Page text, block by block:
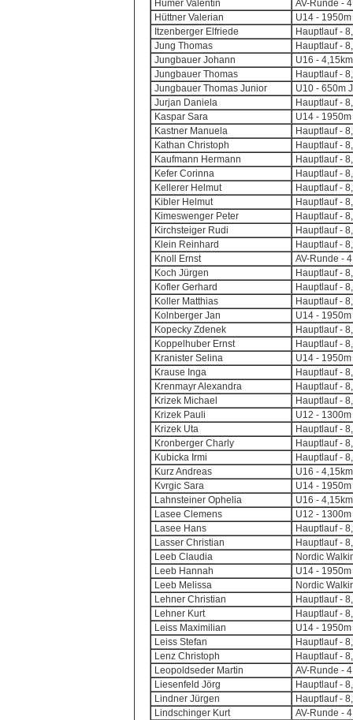
Humer Valentin
AV-Runde -
Hüttner Valerian
U14 -
Itzenberger Elfriede
Hauptlauf -
Jung Thomas
Hauptlauf -
Jungbauer Johann
U16 -
Jungbauer Thomas
Hauptlauf -
Jungbauer Thomas Junior
U10 - 650m
Jurjan Daniela
Hauptlauf -
Kaspar Sara
U14 -
Kastner Manuela
Hauptlauf -
Kathan Christoph
Hauptlauf -
Kaufmann Hermann
Hauptlauf -
Kefer Corinna
Hauptlauf -
Kellerer Helmut
Hauptlauf -
Kibler Helmut
Hauptlauf -
Kimeswenger Peter
Hauptlauf -
Kirchsteiger Rudi
Hauptlauf -
Klein Reinhard
Hauptlauf -
Knoll Ernst
AV-Runde -
Koch Jürgen
Hauptlauf -
Kofler Gerhard
Hauptlauf -
Koller Matthias
Hauptlauf -
Kolnberger Jan
U14 -
Kopecky Zdenek
Hauptlauf -
Koppelhuber Ernst
Hauptlauf -
Kranister Selina
U14 -
Krause Inga
Hauptlauf -
Krenmayr Alexandra
Hauptlauf -
Krizek Michael
Hauptlauf -
Krizek Pauli
U12 -
Krizek Uta
Hauptlauf -
Kronberger Charly
Hauptlauf -
Kubicka Irmi
Hauptlauf -
Kurz Andreas
U16 -
Kvrgic Sara
U14 -
Lahnsteiner Ophelia
U16 -
Lasee Clemens
U12 -
Lasee Hans
Hauptlauf -
Lasser Christian
Hauptlauf -
Leeb Claudia
Nordic
Leeb Hannah
U14 -
Leeb Melissa
Nordic
Lehner Christian
Hauptlauf -
Lehner Kurt
Hauptlauf -
Leiss Maximilian
U14 -
Leiss Stefan
Hauptlauf -
Lenz Christoph
Hauptlauf -
Leopoldseder Martin
AV-Runde -
Liesenfeld Jörg
Hauptlauf -
Lindner Jürgen
Hauptlauf -
Lindschinger Kurt
AV-Runde -